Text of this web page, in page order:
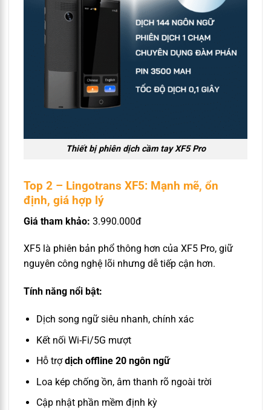
Thiết bị phiên dịch cầm tay XF5 Pro
Top 2 – Lingotrans XF5: Mạnh mẽ, ổn
định, giá hợp lý
Giá tham khảo: 3.990.000đ
XF5 là phiên bản phổ thông hơn của XF5 Pro, giữ
nguyên công nghệ lõi nhưng dễ tiếp cận hơn.
Tính năng nổi bật:
Dịch song ngữ siêu nhanh, chính xác
Kết nối Wi-Fi/5G mượt
Hỗ trợdịch offline 20 ngôn ngữ
Loa kép chống ồn, âm thanh rõ ngoài trời
Cập nhật phần mềm định kỳ